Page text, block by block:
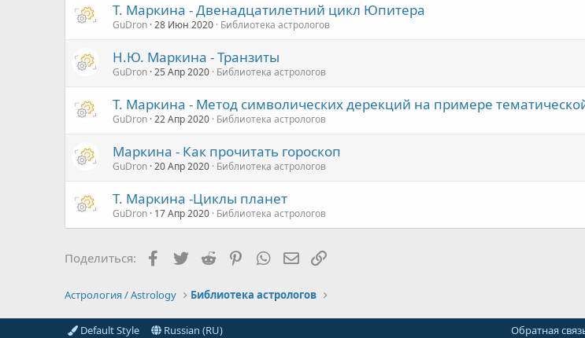
Т. Маркина - Двенадцатилетний цикл Юпитера
GuDron 28 Июн 2020 Библиотека астрологов
Н.Ю. Маркина - Транзиты
GuDron 25 Апр 2020 Библиотека астрологов
Т. Маркина - Метод символических дерекций на примере
GuDron 22 Апр 2020 Библиотека астрологов
Маркина - Как прочитать гороскоп
GuDron 20 Апр 2020 Библиотека астрологов
Т. Маркина -Циклы планет
GuDron 17 Апр 2020 Библиотека астрологов
Поделиться: Facebook
Twitter Reddit PinterestWhatsAppЭлектронная почта
Астрология / Astrology Библиотека астрологов
Default Style Russian (RU) Обратная